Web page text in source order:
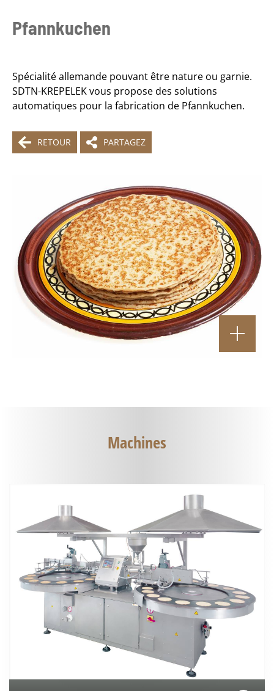
Pfannkuchen
Spécialité allemande pouvant être nature ou garnie.
SDTN-KREPELEK vous propose des solutions
automatiques pour la fabrication de Pfannkuchen.
RETOUR PARTAGEZ
Machines